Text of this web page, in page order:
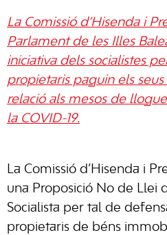
La Comissió d’Hisenda i
Parlament de les Illes
iniciativa dels socialistes
propietaris paguin els
relació als mesos de
la COVID-19.
La Comissió d’Hisenda i
una Proposició No de Llei
Socialista per tal de
propietaris de béns